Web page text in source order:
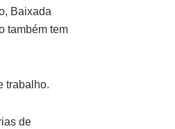
Baixada
também tem
trabalho.
de